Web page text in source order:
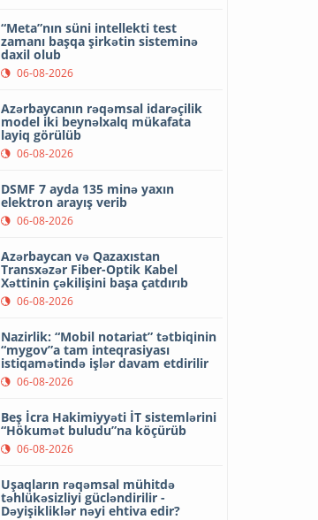
“Meta”nın süni intellekti test
zamanı başqa şirkətin sisteminə
daxil olub
06-08-2026
Azərbaycanın rəqəmsal idarəçilik
model iki beynəlxalq mükafata
layiq görülüb
06-08-2026
DSMF 7 ayda 135 minə yaxın
elektron arayış verib
06-08-2026
Azərbaycan və Qazaxıstan
Transxəzər Fiber-Optik Kabel
Xəttinin çəkilişini başa çatdırıb
06-08-2026
Nazirlik: “Mobil notariat” tətbiqinin
“mygov”a tam inteqrasiyası
istiqamətində işlər davam etdirilir
06-08-2026
Beş İcra Hakimiyyəti İT sistemlərini
“Hökumət buludu”na köçürüb
06-08-2026
Uşaqların rəqəmsal mühitdə
təhlükəsizliyi gücləndirilir -
Dəyişikliklər nəyi ehtiva edir?